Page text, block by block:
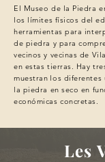
El Museo de la Piedra
los límites físicos del
herramientas para
de piedra y para
vecinosy vecinas de
en estas tierras. Hay
muestran los diferentes
la piedra en seco en
económicasconcretas.
Les